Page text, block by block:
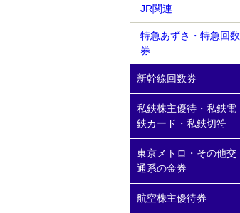
JR関連
特急あずさ・特急回数
券
新幹線回数券
私鉄株主優待・私鉄電
鉄カード・私鉄切符
東京メトロ・その他交
通系の金券
航空株主優待券